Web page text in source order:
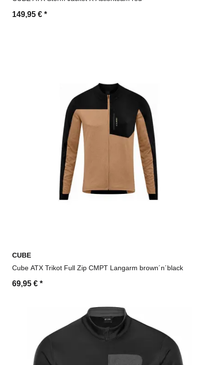
149,95 € *
CUBE
Cube ATX Trikot Full Zip CMPT Langarm brown´n´black
69,95 € *